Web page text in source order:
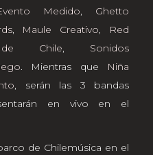
Medido, Ghetto
, Maule Creativo,
Red
Chile, Sonidos
. Mientras que
Niña
, serán las 3 bandas
en vivo en el
de Chilemúsica en el